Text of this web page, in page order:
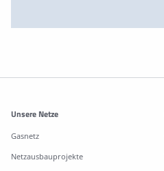
Weitere Informationen
Unsere Netze
Gasnetz
Netzausbauprojekte